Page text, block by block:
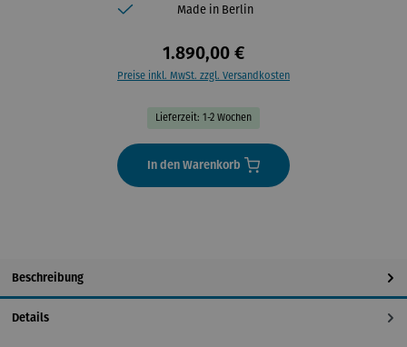
Made in Berlin
1.890,00 €
Preise inkl. MwSt. zzgl. Versandkosten
Lieferzeit: 1-2 Wochen
In den Warenkorb
Beschreibung
Details